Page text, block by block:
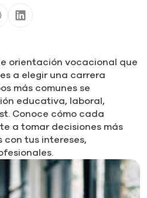
orientación vocacional que
a elegir una carrera
más comunes se
educativa, laboral,
Conoce cómo cada
a tomar decisiones más
tus intereses,